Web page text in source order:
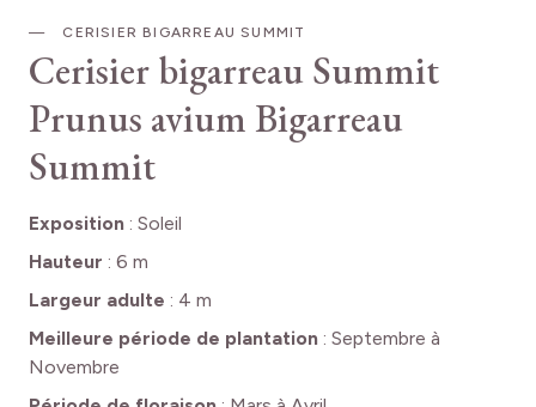
CERISIER BIGARREAU SUMMIT
Cerisier bigarreau Summit
Prunus avium Bigarreau
Summit
Exposition : Soleil
Hauteur : 6 m
Largeur adulte : 4 m
Meilleure période de plantation : Septembre à
Novembre